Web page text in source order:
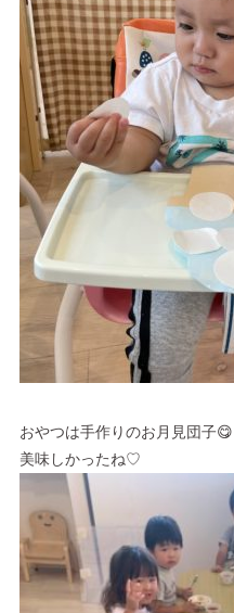
おやつは手作りのお月見団子😋
美味しかったね♡